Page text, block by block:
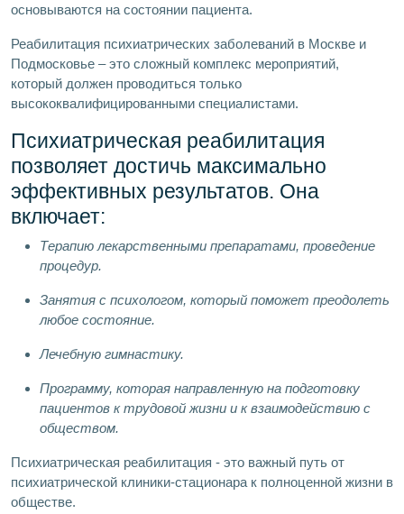
основываются на состоянии пациента.
Реабилитация психиатрических заболеваний в Москве и
Подмосковье – это сложный комплекс мероприятий,
который должен проводиться только
высококвалифицированными специалистами.
Психиатрическая реабилитация
позволяет достичь максимально
эффективных результатов. Она
включает:
Терапию лекарственными препаратами, проведение
процедур.
Занятия с психологом, который поможет преодолеть
любое состояние.
Лечебную гимнастику.
Программу, которая направленную на подготовку
пациентов к трудовой жизни и к взаимодействию с
обществом.
Психиатрическая реабилитация - это важный путь от
психиатрической клиники-стационара к полноценной жизни в
обществе.